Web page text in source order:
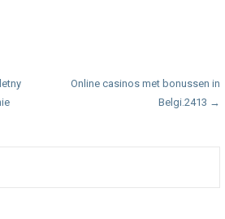
Online casinos met bonussen in
Belgi.2413 →